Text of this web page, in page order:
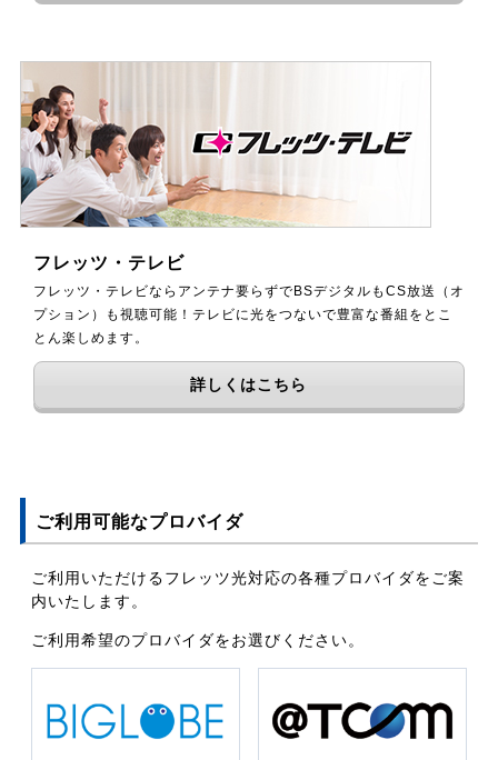
フレッツ・テレビ
フレッツ・テレビならアンテナ要らずでBSデジタルもCS放送（オ
プション）も視聴可能！テレビに光をつないで豊富な番組をとこ
とん楽しめます。
詳しくはこちら
ご利用可能なプロバイダ
ご利用いただけるフレッツ光対応の各種プロバイダをご案
内いたします。
ご利用希望のプロバイダをお選びください。